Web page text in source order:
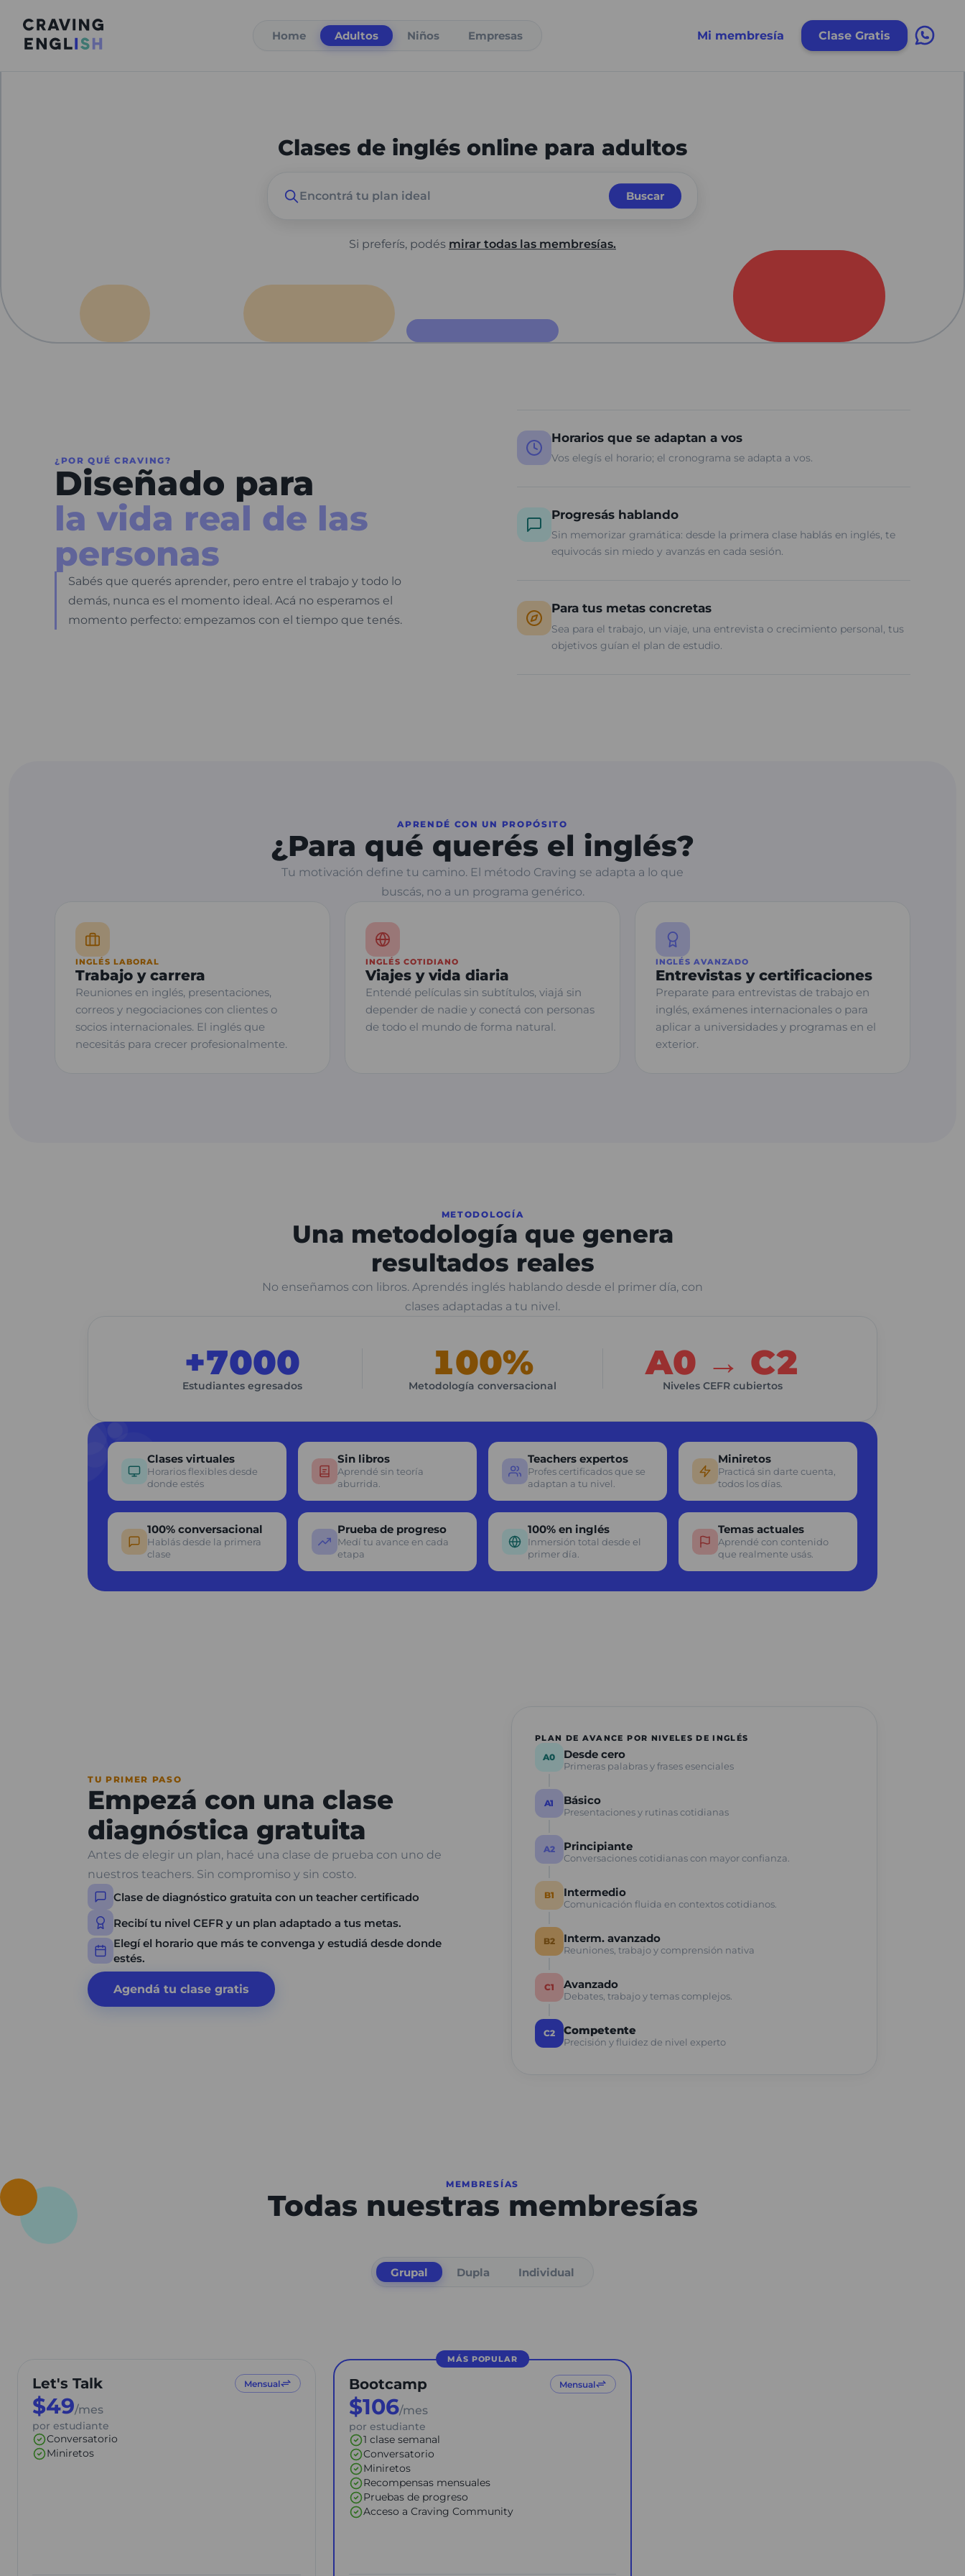
Home Adultos Niños Empresas Mi membresía Clase Gratis
Clases de inglés online para adultos
Encontrá tu plan ideal Buscar
Si preferís, podés mirar todas las membresías.
¿POR QUÉ CRAVING?
Diseñado para
la vida real de las
personas
Sabés que querés aprender, pero entre el trabajo y todo lo
demás, nunca es el momento ideal. Acá no esperamos el
momento perfecto: empezamos con el tiempo que tenés.
Horarios que se adaptan a vos
Vos elegís el horario; el cronograma se adapta a vos.
Progresás hablando
Sin memorizar gramática: desde la primera clase hablás en inglés, te
equivocás sin miedo y avanzás en cada sesión.
Para tus metas concretas
Sea para el trabajo, un viaje, una entrevista o crecimiento personal, tus
objetivos guían el plan de estudio.
APRENDÉ CON UN PROPÓSITO
¿Para qué querés el inglés?
Tu motivación define tu camino. El método Craving se adapta a lo que
buscás, no a un programa genérico.
INGLÉS LABORAL
Trabajo y carrera
Reuniones en inglés, presentaciones,
correos y negociaciones con clientes o
socios internacionales. El inglés que
necesitás para crecer profesionalmente.
INGLÉS COTIDIANO
Viajes y vida diaria
Entendé películas sin subtítulos, viajá sin
depender de nadie y conectá con personas
de todo el mundo de forma natural.
INGLÉS AVANZADO
Entrevistas y certificaciones
Preparate para entrevistas de trabajo en
inglés, exámenes internacionales o para
aplicar a universidades y programas en el
exterior.
METODOLOGÍA
Una metodología que genera
resultados reales
No enseñamos con libros. Aprendés inglés hablando desde el primer día, con
clases adaptadas a tu nivel.
+7000
Estudiantes egresados
100%
Metodología conversacional
A0 → C2
Niveles CEFR cubiertos
Clases virtuales
Horarios flexibles desde
donde estés
Sin libros
Aprendé sin teoría
aburrida.
Teachers expertos
Profes certificados que se
adaptan a tu nivel.
Miniretos
Practicá sin darte cuenta,
todos los días.
100% conversacional
Hablás desde la primera
clase
Prueba de progreso
Medí tu avance en cada
etapa
100% en inglés
Inmersión total desde el
primer día.
Temas actuales
Aprendé con contenido
que realmente usás.
TU PRIMER PASO
Empezá con una clase
diagnóstica gratuita
Antes de elegir un plan, hacé una clase de prueba con uno de
nuestros teachers. Sin compromiso y sin costo.
Clase de diagnóstico gratuita con un teacher certificado
Recibí tu nivel CEFR y un plan adaptado a tus metas.
Elegí el horario que más te convenga y estudiá desde donde
estés.
Agendá tu clase gratis
PLAN DE AVANCE POR NIVELES DE INGLÉS
A0 Desde cero
Primeras palabras y frases esenciales
A1 Básico
Presentaciones y rutinas cotidianas
A2 Principiante
Conversaciones cotidianas con mayor confianza.
B1 Intermedio
Comunicación fluida en contextos cotidianos.
B2 Interm. avanzado
Reuniones, trabajo y comprensión nativa
C1 Avanzado
Debates, trabajo y temas complejos.
C2 Competente
Precisión y fluidez de nivel experto
MEMBRESÍAS
Todas nuestras membresías
Grupal Dupla Individual
Let's Talk Mensual
$49/mes
por estudiante
Conversatorio
Miniretos
MÁS POPULAR
Bootcamp Mensual
$106/mes
por estudiante
1 clase semanal
Conversatorio
Miniretos
Recompensas mensuales
Pruebas de progreso
Acceso a Craving Community